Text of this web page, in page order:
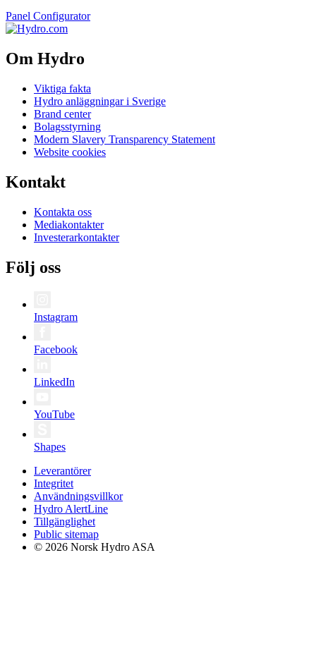
Panel Configurator
Om Hydro
Viktiga fakta
Hydro anläggningar i Sverige
Brand center
Bolagsstyrning
Modern Slavery Transparency Statement
Website cookies
Kontakt
Kontakta oss
Mediakontakter
Investerarkontakter
Följ oss
Instagram
Facebook
LinkedIn
YouTube
Shapes
Leverantörer
Integritet
Användningsvillkor
Hydro AlertLine
Tillgänglighet
Public sitemap
© 2026 Norsk Hydro ASA